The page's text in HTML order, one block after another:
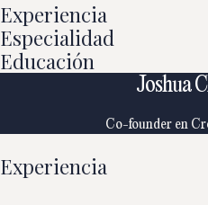
Experiencia
Especialidad
Educación
Joshua
Co-founder en
Experiencia